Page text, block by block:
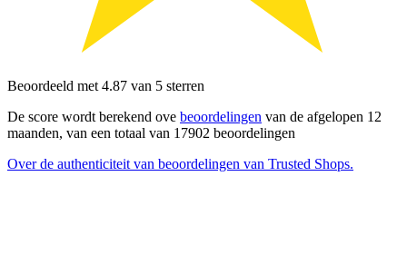
Beoordeeld met 4.87 van 5 sterren
De score wordt berekend ove beoordelingen van de afgelopen 12
maanden, van een totaal van 17902 beoordelingen
Over de authenticiteit van beoordelingen van Trusted Shops.